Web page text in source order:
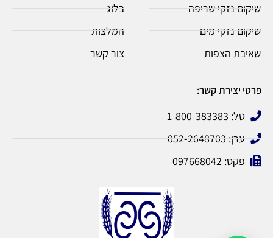
שיקום נזקי שריפה
שיקום נזקי מים
שאיבת הצפות
בלוג
המלצות
צור קשר
פרטי יצירת קשר:
טל: 1-800-383383
ערן: 052-2648703
פקס: 097668042